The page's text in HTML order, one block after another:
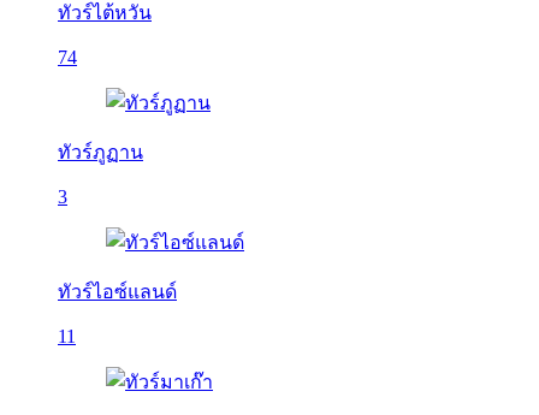
ทัวร์ไต้หวัน
74
ทัวร์ภูฏาน
3
ทัวร์ไอซ์แลนด์
11